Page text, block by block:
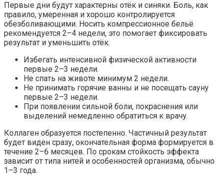
Первые дни будут характерны отёк и синяки. Боль, как
правило, умеренная и хорошо контролируется
обезболивающими. Носить компрессионное бельё
рекомендуется 2–4 недели, это помогает фиксировать
результат и уменьшить отёк.
Избегать интенсивной физической активности
первые 2–3 недели.
Не спать на животе минимум 2 недели.
Не принимать горячие ванны и не посещать сауну
первые 2–3 недели.
При появлении сильной боли, покраснения или
выделений немедленно обратиться к врачу.
Коллаген образуется постепенно. Частичный результат
будет виден сразу, окончательная форма формируется в
течение 2–6 месяцев. По срокам стойкость эффекта
зависит от типа нитей и особенностей организма, обычно
1–3 года.